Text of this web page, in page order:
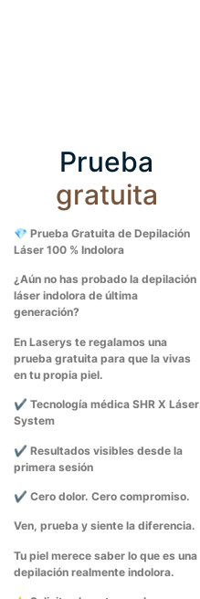
Prueba
gratuita
💎 Prueba Gratuita de Depilación
Láser 100 % Indolora
¿Aún no has probado la depilación
láser indolora de última
generación?
En Laserys te regalamos una
prueba gratuita para que la vivas
en tu propia piel.
✔ Tecnología médica SHR X Láser
System
✔ Resultados visibles desde la
primera sesión
✔ Cero dolor. Cero compromiso.
Ven, prueba y siente la diferencia.
Tu piel merece saber lo que es una
depilación realmente indolora.